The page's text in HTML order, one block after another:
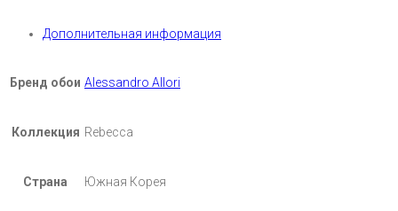
Дополнительная информация
Бренд обои Alessandro Allori
Коллекция Rebecca
Страна Южная Корея